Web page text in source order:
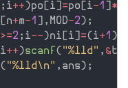
; i++)po [i] =po [i-1 ] *
[n+m-1 ] , MOD-2) ;
>=2 ; i--)ni [i] =(i+1 )
i++)scanf ( "%lld" , &t
( "%lld\n" , ans) ;